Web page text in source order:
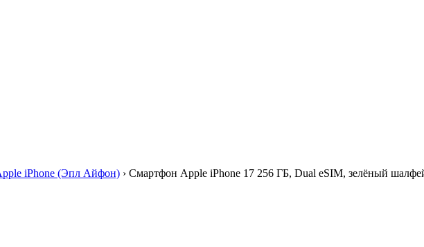
iPhone (Эпл Айфон) › Смартфон Apple iPhone 17 256 ГБ, Dual eSIM, зелёный